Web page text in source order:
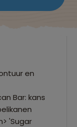
en
Bar: kans
'Sugar